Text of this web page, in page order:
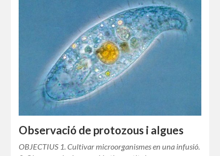
Observació de protozous i algues
OBJECTIUS 1. Cultivar microorganismes en una infusió.